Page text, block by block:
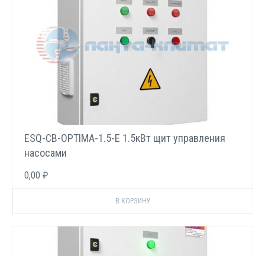
ESQ-CB-OPTIMA-1.5-E 1.5кВт щит управления
насосами
0,00 ₽